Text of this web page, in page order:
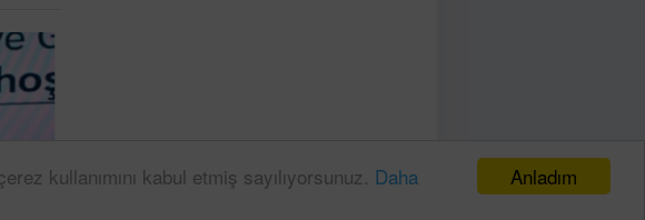
Anladım
kullanımını kabul etmiş sayılıyorsunuz. Daha